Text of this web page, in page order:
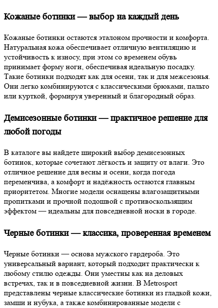
Кожаные ботинки — выбор на каждый день
Кожаные ботинки остаются эталоном прочности и комфорта.
Натуральная кожа обеспечивает отличную вентиляцию и
устойчивость к износу, при этом со временем обувь
принимает форму ноги, обеспечивая идеальную посадку.
Такие ботинки подходят как для осени, так и для межсезонья.
Они легко комбинируются с классическими брюками, пальто
или курткой, формируя уверенный и благородный образ.
Демисезонные ботинки — практичное решение для
любой погоды
В каталоге вы найдете широкий выбор демисезонных
ботинок, которые сочетают лёгкость и защиту от влаги. Это
отличное решение для весны и осени, когда погода
переменчива, а комфорт и надёжность остаются главным
приоритетом. Многие модели оснащены влагозащитными
пропитками и прочной подошвой с противоскользящим
эффектом — идеальны для повседневной носки в городе.
Черные ботинки — классика, проверенная временем
Черные ботинки — основа мужского гардероба. Это
универсальный вариант, который подходит практически к
любому стилю одежды. Они уместны как на деловых
встречах, так и в повседневной жизни. В Metrosport
представлены черные классические ботинки из гладкой кожи,
замши и нубука, а также комбинированные модели с